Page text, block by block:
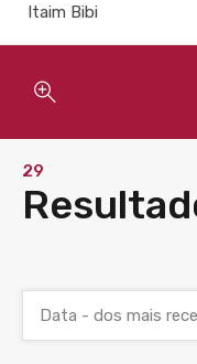
Itaim Bibi
29
Data - dos mais